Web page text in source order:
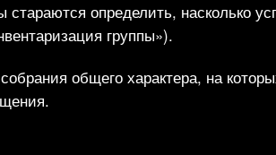
определить, насколько
группы»).
общего характера, на